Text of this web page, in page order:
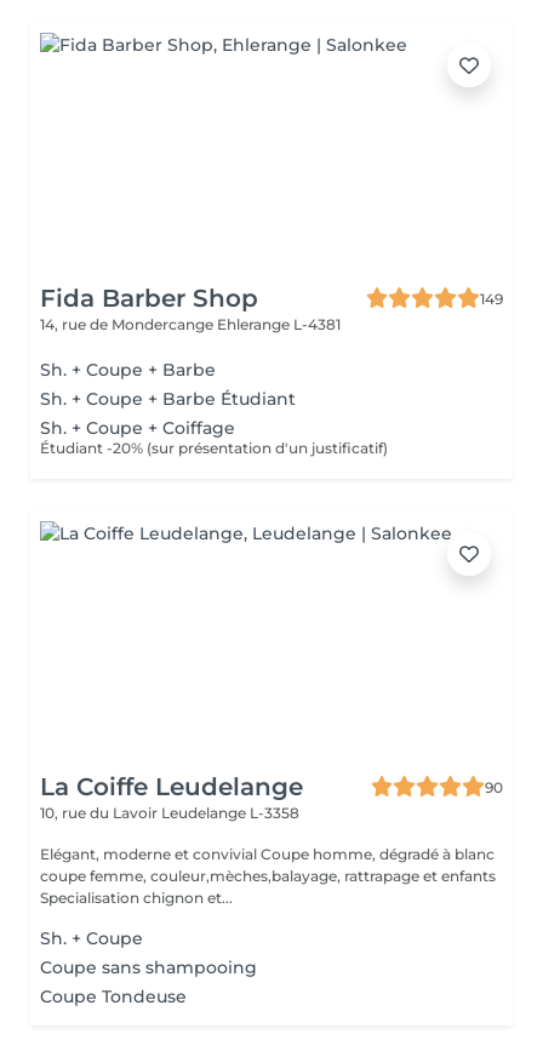
Fida Barber Shop
149
14, rue de Mondercange Ehlerange L-4381
Sh. + Coupe + Barbe
Sh. + Coupe + Barbe Étudiant
Sh. + Coupe + Coiffage
Étudiant -20% (sur présentation d'un justificatif)
La Coiffe Leudelange
90
10, rue du Lavoir Leudelange L-3358
Elégant, moderne et convivial Coupe homme, dégradé à blanc
coupe femme, couleur,mèches,balayage, rattrapage et enfants
Specialisation chignon et...
Sh. + Coupe
Coupe sans shampooing
Coupe Tondeuse